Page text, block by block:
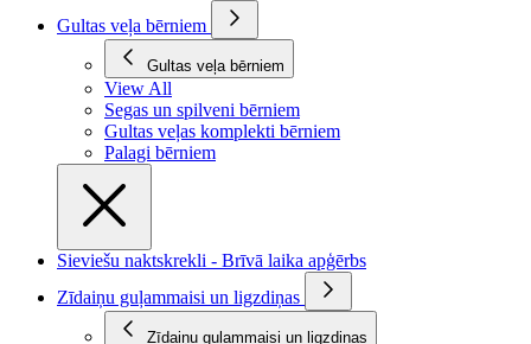
Gultas veļa bērniem
Gultas veļa bērniem
View All
Segas un spilveni bērniem
Gultas veļas komplekti bērniem
Palagi bērniem
Sieviešu naktskrekli - Brīvā laika apģērbs
Zīdaiņu guļammaisi un ligzdiņas
Zīdaiņu guļammaisi un ligzdiņas